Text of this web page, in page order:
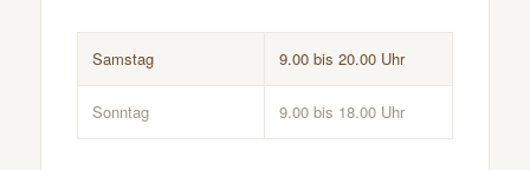
Samstag 9.00 bis 20.00 Uhr
Sonntag 9.00 bis 18.00 Uhr